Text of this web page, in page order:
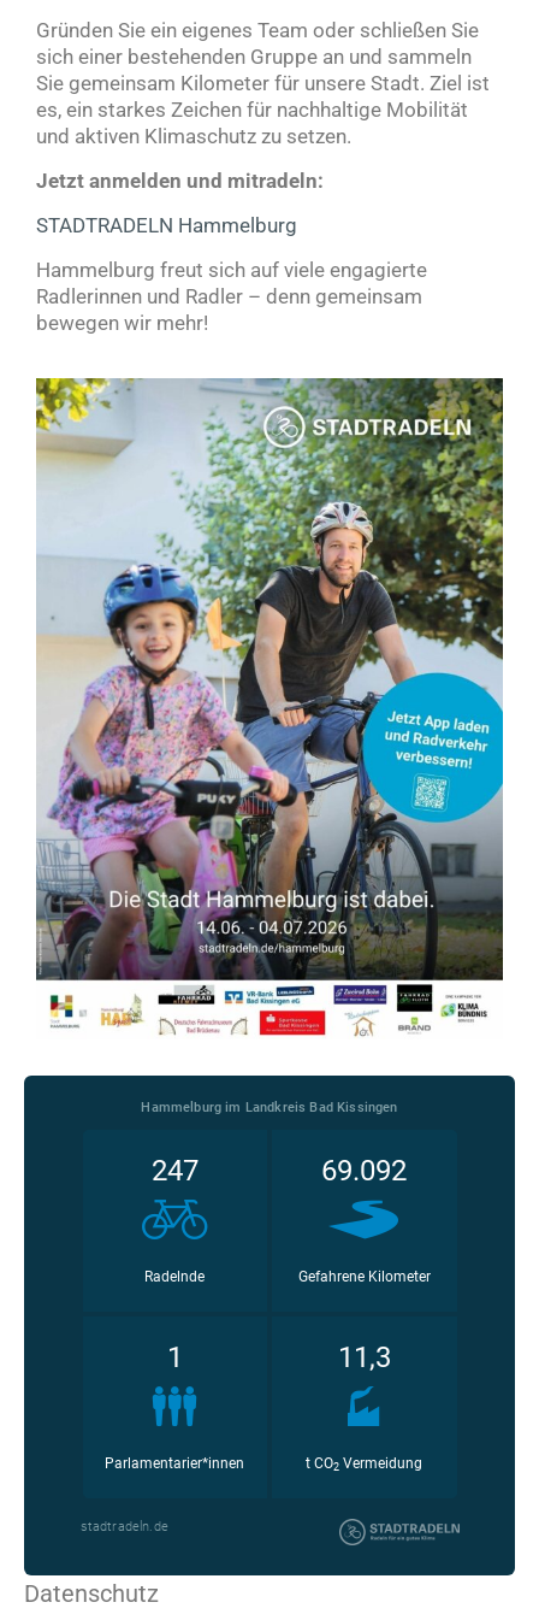
Gründen Sie ein eigenes Team oder schließen Sie
sich einer bestehenden Gruppe an und sammeln
Sie gemeinsam Kilometer für unsere Stadt. Ziel ist
es, ein starkes Zeichen für nachhaltige Mobilität
und aktiven Klimaschutz zu setzen.
Jetzt anmelden und mitradeln:
STADTRADELN Hammelburg
Hammelburg freut sich auf viele engagierte
Radlerinnen und Radler – denn gemeinsam
bewegen wir mehr!
Datenschutz